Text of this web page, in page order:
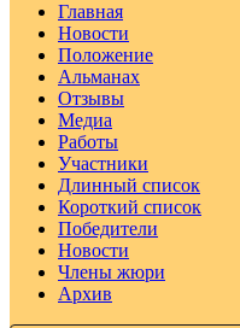
Главная
Новости
Положение
Альманах
Отзывы
Медиа
Работы
Участники
Длинный список
Короткий список
Победители
Новости
Члены жюри
Архив